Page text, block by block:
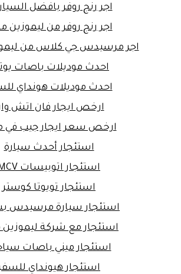
اجر رنج روفر بافضل
اجر رنج روفر من ليموزين
اجر مرسيدس جي كلاس من
احدث موديلات باصات
احدث موديلات هونداي
ارخص ايجار فان اتش
ارخص سعر ايجار جيب في
استئجار أحدث سيارة
استئجار اتوبيسات MCV
استئجار تويوتا كوستر
استئجار سيارة مرسيدس
استئجار مع شركة
استئجار ميني باصات
استئجار هيونداي